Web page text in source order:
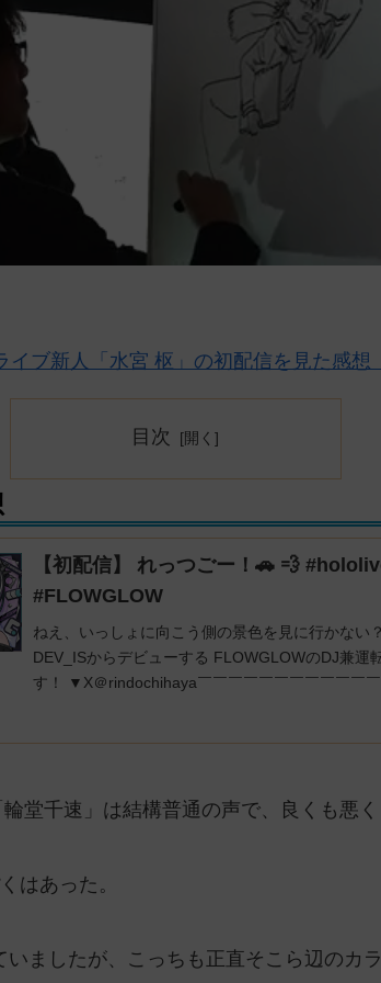
イブ新人「水宮 枢」の初配信を見た感想
目次
【初配信】 れっつごー！🚗 💨
#FLOWGLOW
ねえ、いっしょに向こう側の景色を見に行かない
DEV_ISからデビューする FLOWGLOWのDJ兼運
す！ ▼X＠rindochihaya￣￣￣￣￣￣￣￣￣￣￣￣
堂千速」は結構普通の声で、良くも悪
はあった。
ましたが、こっちも正直そこら辺のカ